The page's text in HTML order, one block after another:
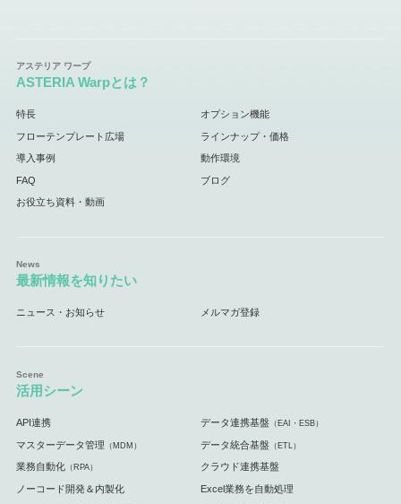
ASTERIA Warpとは？
特長 オプション機能
フローテンプレート広場 ラインナップ・価格
導入事例 動作環境
FAQ ブログ
お役立ち資料・動画
最新情報を知りたい
ニュース・お知らせ メルマガ登録
活用シーン
API連携 データ連携基盤 （EAI・ESB）
マスターデータ管理 （MDM） データ統合基盤 （ETL）
業務自動化（RPA） クラウド連携基盤
ノーコード開発＆内製化 Excel業務を自動処理